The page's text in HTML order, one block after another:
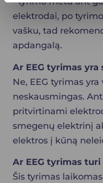
elektrodai, po
vašku, tad
apdangalą.
Ar EEG tyrimas yra
Ne, EEG tyrimas
neskausmingas.
pritvirtinami
smegenų elektrinį
elektros į kūną
Ar EEG tyrimas
Šis tyrimas